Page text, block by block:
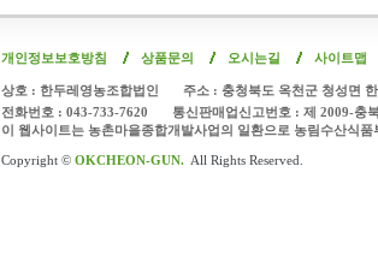
개인정보보호방침 상품문의 오시는길 사이트맵
상호 : 한두레영농조합법인
주소 : 충청북도 옥천군 청성면
전화번호 : 043-733-7620
통신판매업신고번호 : 제 2009-충
이 웹사이트는 농촌마을종합개발사업의 일환으로 농림수산식
Copyright © OKCHEON-GUN. All Rights Reserved.